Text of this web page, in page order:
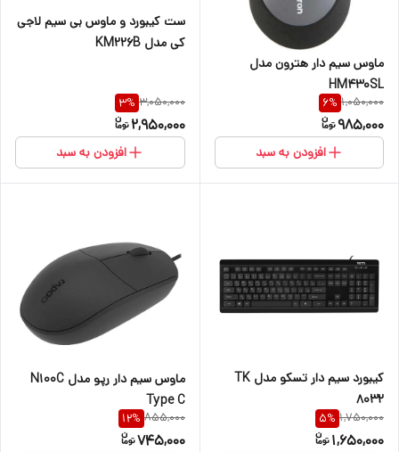
ماوس سیم دار هترون مدل
HM430SL
1,050,000
6%
985,000
افزودن به سبد
ست کیبورد و ماوس بی سیم لاجی
کی مدل KM226B
3,050,000
3%
2,950,000
افزودن به سبد
کیبورد سیم دار تسکو مدل TK
8032
1,750,000
5%
1,650,000
ماوس سیم دار رپو مدل N100C
Type C
855,000
12%
745,000